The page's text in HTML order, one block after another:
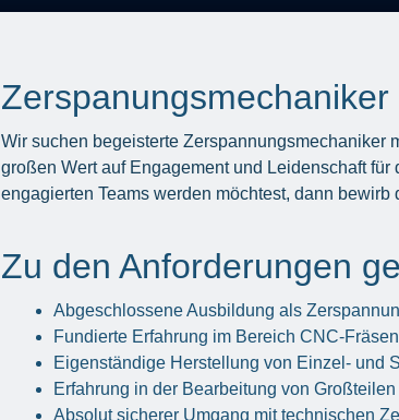
Wir suchen begeisterte Zerspannungsmechaniker
großen Wert auf Engagement und Leidenschaft
engagierten Teams werden möchtest, dann bewirb
Zu den Anforderungen
Abgeschlossene Ausbildung als
Fundierte Erfahrung im Bereich CNC-
Eigenständige Herstellung von Einzel- und
Erfahrung in der Bearbeitung von
Absolut sicherer Umgang mit technischen